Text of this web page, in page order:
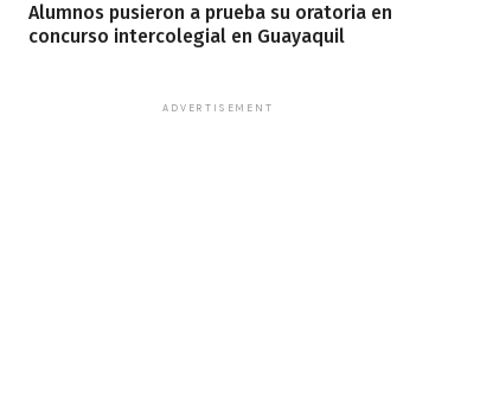
Alumnos pusieron a prueba su oratoria en
concurso intercolegial en Guayaquil
ADVERTISEMENT